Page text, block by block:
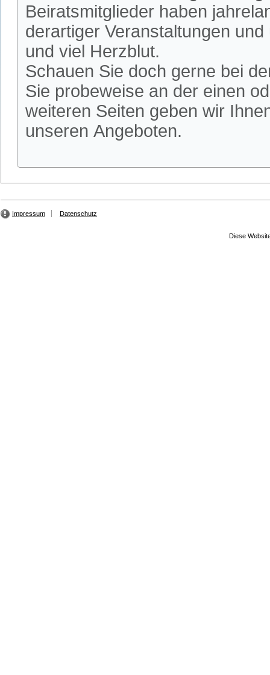
Beiratsmitglieder haben
derartiger Veranstaltungen
und viel Herzblut.
Schauen Sie doch gerne bei
Sie probeweise an der einen
weiteren Seiten geben wir
unseren Angeboten.
Impressum Datenschutz
Diese